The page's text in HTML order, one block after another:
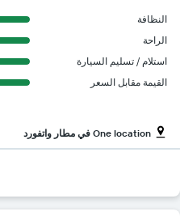
النظافة
الراحة
استلام / تسليم السيارة
القيمة مقابل السعر
One location في مطار واتفورد